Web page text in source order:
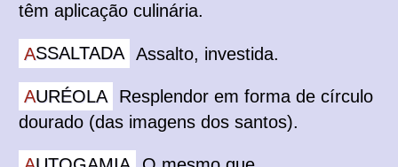
têm aplicação culinária.
ASSALTADA Assalto, investida.
AURÉOLA
Resplendor em forma de círculo
dourado (das imagens dos santos).